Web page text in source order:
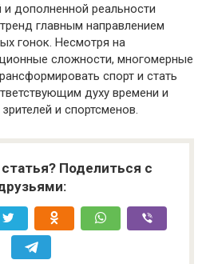
и дополненной реальности
главным направлением
гонок. Несмотря на
сложности, многомерные
спорт и стать
духу времени и
и спортсменов.
Поделиться с